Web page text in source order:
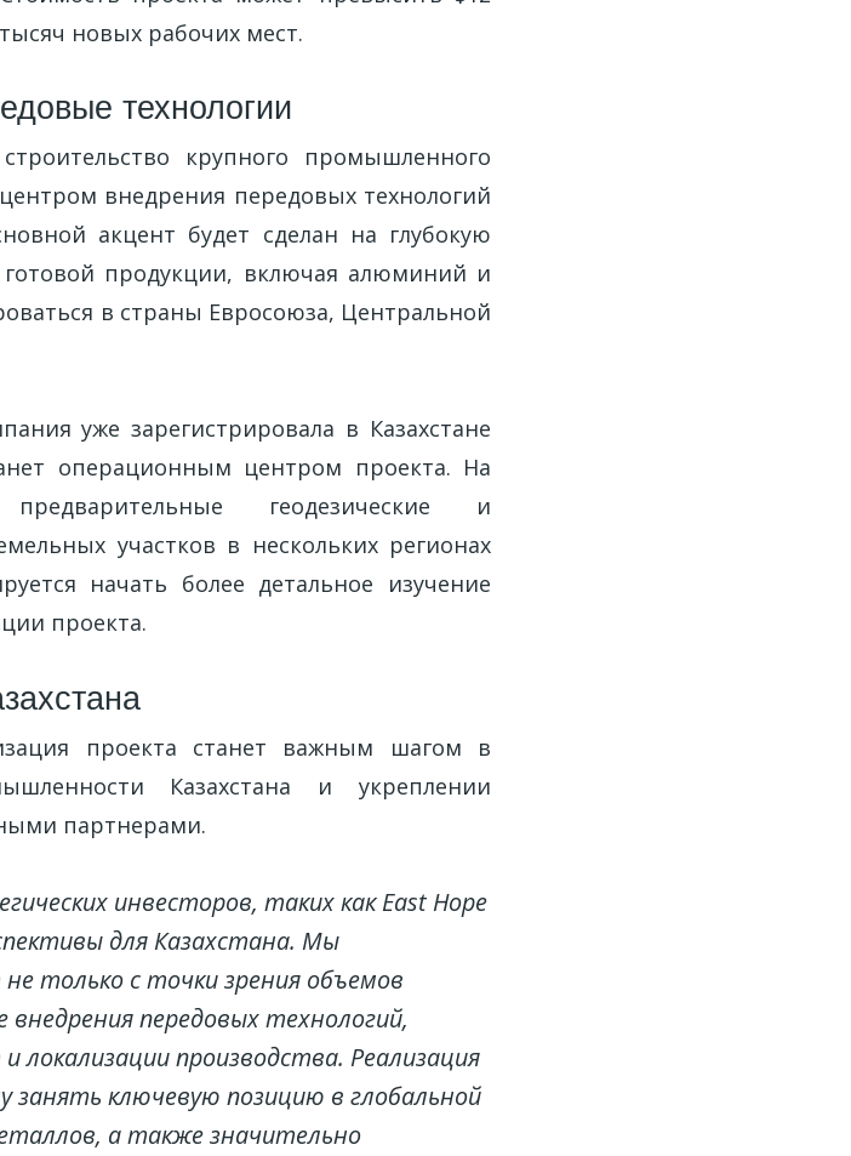
новых рабочих мест.
технологии
крупного промышленного
внедрения передовых технологий
акцент будет сделан на глубокую
продукции, включая алюминий и
в страны Евросоюза, Центральной
уже зарегистрировала в Казахстане
операционным центром проекта. На
геодезические и
участков в нескольких регионах
начать более детальное изучение
проекта.
проекта станет важным шагом в
Казахстана и укреплении
партнерами.
инвесторов, таких как East Hope
для Казахстана. Мы
только с точки зрения объемов
передовых технологий,
локализации производства. Реализация
занять ключевую позицию в глобальной
а также значительно